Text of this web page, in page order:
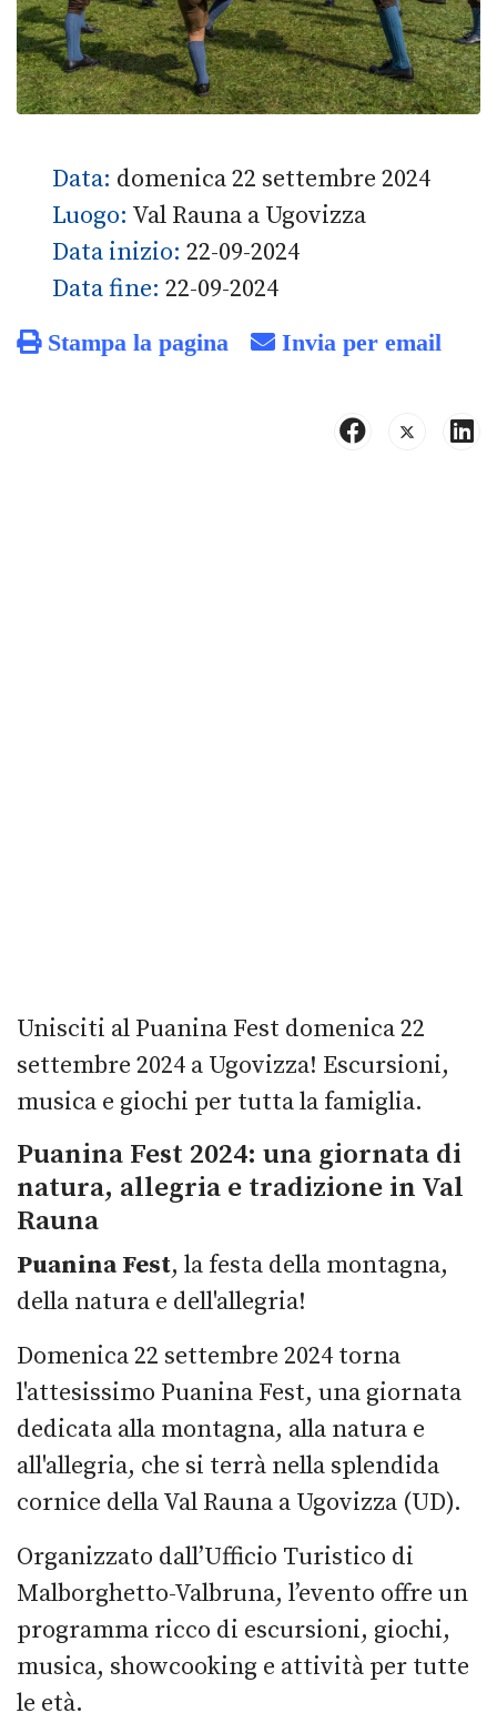
Data: domenica 22 settembre 2024
Luogo: Val Rauna a Ugovizza
Data inizio: 22-09-2024
Data fine: 22-09-2024
Stampa la pagina Invia per email
Unisciti al Puanina Fest domenica 22
settembre 2024 a Ugovizza! Escursioni,
musica e giochi per tutta la famiglia.
Puanina Fest 2024: una giornata di
natura, allegria e tradizione in Val
Rauna
Puanina Fest, la festa della montagna,
della natura e dell'allegria!
Domenica 22 settembre 2024 torna
l'attesissimo Puanina Fest, una giornata
dedicata alla montagna, alla natura e
all'allegria, che si terrà nella splendida
cornice della Val Rauna a Ugovizza (UD).
Organizzato dall’Ufficio Turistico di
Malborghetto-Valbruna, l’evento offre un
programma ricco di escursioni, giochi,
musica, showcooking e attività per tutte
le età.